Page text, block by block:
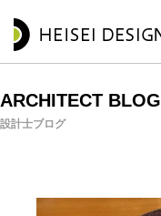
ARCHITECT BLOG
設計士ブログ